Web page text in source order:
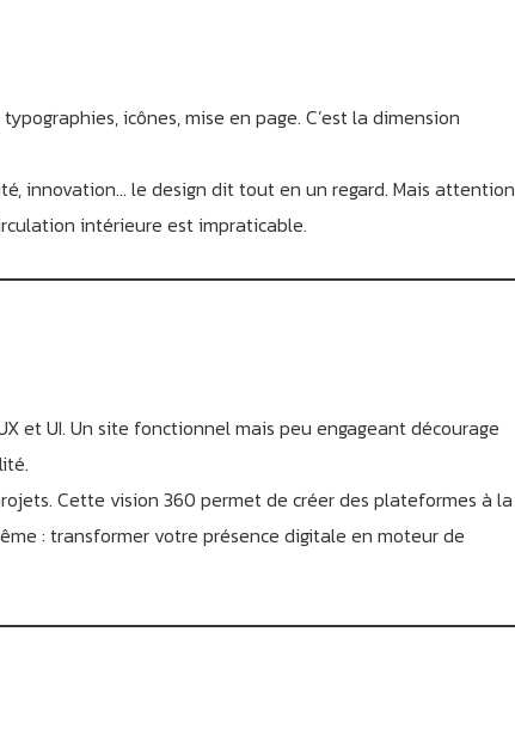
icônes, mise en page. C’est la dimension
innovation… le design dit tout en un regard. Mais attention
intérieure est impraticable.
et UI. Un site fonctionnel mais peu engageant décourage
Cette vision 360 permet de créer des plateformes à la
: transformer votre présence digitale en moteur de